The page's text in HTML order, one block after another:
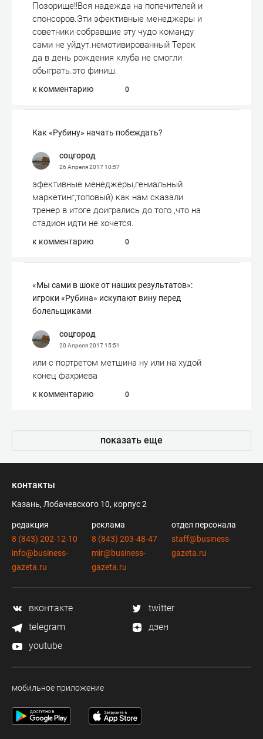
Позорище!!Вся надежда на попечителей и
спонсоров.Эти эфективные менеджеры и
советники собравшие эту чудо команду
сами не уйдут.немотивированный Терек
да в день рождения клуба не смогли
обыграть.это финиш.
к комментарию 0
Как «Рубину» начать побеждать?
соцгород
26 Апреля 201710:57
эфективные менеджеры,гениальный
маркетинг,топовый) как нам сказали
тренер в итоге доигрались до того ,что на
стадион идти не хочется.
к комментарию 0
«Мы сами в шоке от наших результатов»:
игроки «Рубина» искупают вину перед
болельщиками
соцгород
20 Апреля 201715:51
или с портретом метшина ну или на худой
конец фахриева
к комментарию 0
показать еще
контакты
Казань, Лобачевского 10, корпус 2
редакция
8 (843) 202-12-10
info@business-
gazeta.ru
реклама
8 (843) 203-48-47
mir@business-
gazeta.ru
отдел персонала
staff@business-
gazeta.ru
вконтакте
twitter
telegram
дзен
youtube
мобильное приложение